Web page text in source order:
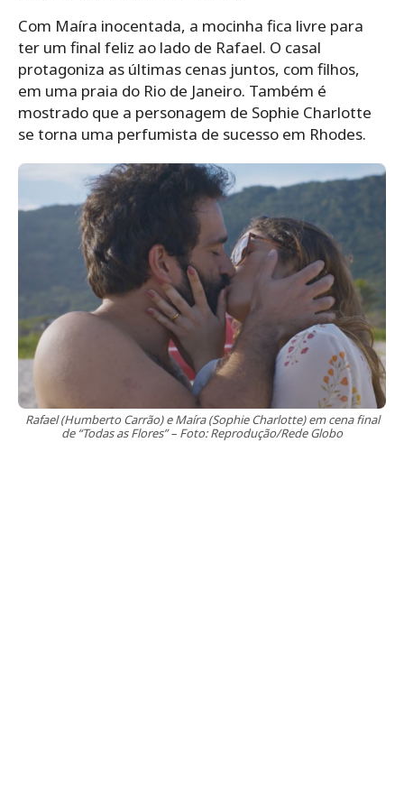
Com Maíra inocentada, a mocinha fica livre para
ter um final feliz ao lado de Rafael. O casal
protagoniza as últimas cenas juntos, com filhos,
em uma praia do Rio de Janeiro. Também é
mostrado que a personagem de Sophie Charlotte
se torna uma perfumista de sucesso em Rhodes.
Rafael (Humberto Carrão) e Maíra (Sophie Charlotte) em cena final
de “Todas as Flores” – Foto: Reprodução/Rede Globo